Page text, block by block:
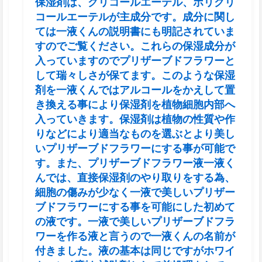
コールエーテルが主成分です。成分に関し
ては一液くんの説明書にも明記されていま
すのでご覧ください。これらの保湿成分が
入っていますのでプリザーブドフラワーと
して瑞々しさが保てます。このような保湿
剤を一液くんではアルコールをかえして置
き換える事により保湿剤を植物細胞内部へ
入っていきます。保湿剤は植物の性質や作
りなどにより適当なものを選ぶとより美し
いプリザーブドフラワーにする事が可能で
す。また、プリザーブドフラワー液一液く
んでは、直接保湿剤のやり取りをする為、
細胞の傷みが少なく一液で美しいプリザー
ブドフラワーにする事を可能にした初めて
の液です。一液で美しいプリザーブドフラ
ワーを作る液と言うので一液くんの名前が
付きました。液の基本は同じですがホワイ